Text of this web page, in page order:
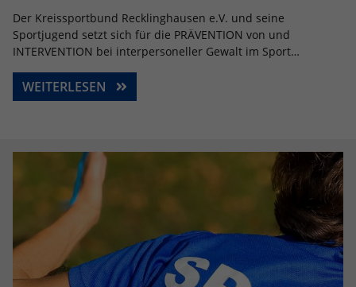
Der Kreissportbund Recklinghausen e.V. und seine
Sportjugend setzt sich für die PRÄVENTION von und
INTERVENTION bei interpersoneller Gewalt im Sport…
WEITERLESEN